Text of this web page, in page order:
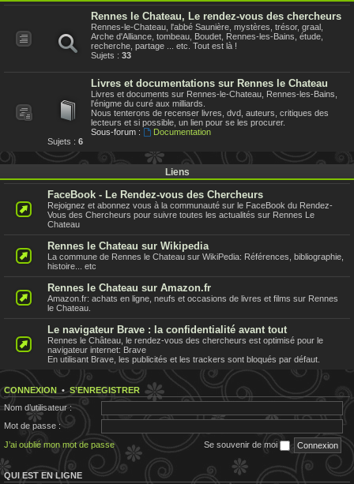
Rennes le Chateau, Le rendez-vous des chercheurs
Rennes-le-Chateau, l'abbé Saunière, mystères, trésor, graal,
Arche d'Alliance, tombeau, Boudet, Rennes-les-Bains, étude,
recherche, partage ... etc. Tout est là !
Sujets : 33
Livres et documentations sur Rennes le Chateau
Livres et documents sur Rennes-le-Chateau, Rennes-les-Bains,
l'énigme du curé aux milliards.
Nous tenterons de recenser livres, dvd, auteurs, critiques des
lecteurs et si possible, un lien pour se les procurer.
Sous-forum :
Documentation
Sujets : 6
Liens
FaceBook - Le Rendez-vous des Chercheurs
Rejoignez et abonnez vous à la communauté sur le FaceBook du Rendez-
Vous des Chercheurs pour suivre toutes les actualités sur Rennes Le
Chateau
Rennes le Chateau sur Wikipedia
La commune de Rennes le Chateau sur WikiPedia: Références, bibliographie,
histoire... etc
Rennes le Chateau sur Amazon.fr
Amazon.fr: achats en ligne, neufs et occasions de livres et films sur Rennes
le Chateau.
Le navigateur Brave : la confidentialité avant tout
Rennes le Château, le rendez-vous des chercheurs est optimisé pour le
navigateur internet: Brave
En utilisant Brave, les publicités et les trackers sont bloqués par défaut.
CONNEXION •S’ENREGISTRER
Nom d’utilisateur :
Mot de passe :
J’ai oublié mon mot de passe
Se souvenir de moi
QUI EST EN LIGNE